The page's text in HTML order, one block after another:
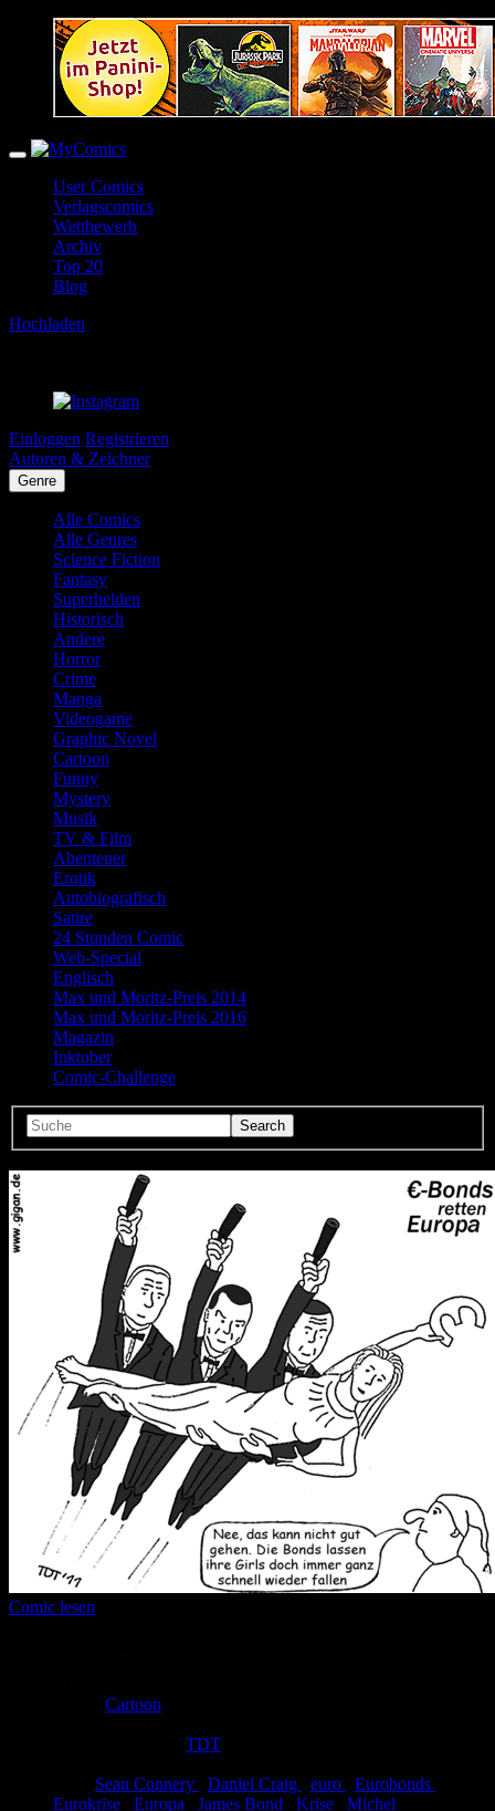
User Comics
Verlagscomics
Wettbewerb
Archiv
Top 20
Blog
Hochladen
Einloggen Registrieren
Autoren & Zeichner
Genre
Alle Comics
Alle Genres
Science Fiction
Fantasy
Superhelden
Historisch
Andere
Horror
Crime
Manga
Videogame
Graphic Novel
Cartoon
Funny
Mystery
Musik
TV & Film
Abenteuer
Erotik
Autobiografisch
Satire
24 Stunden Comic
Web-Special
Englisch
Max und Moritz-Preis 2014
Max und Moritz-Preis 2016
Magazin
Inktober
Comic-Challenge
Comic lesen
Cartoon
TDT
Sean Connery Daniel Craig euro Eurobonds
Eurokrise
Europa James Bond Krise Michel